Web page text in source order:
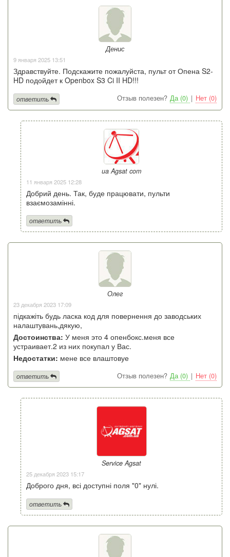
Денис
9 января 2025 13:51
Здравствуйте. Подскажите пожалуйста, пульт от Опена S2-
HD подойдет к Openbox S3 Ci II HD!!!
Отзыв полезен? Да (0) | Нет (0)
ответить
ua Agsat com
11 января 2025 12:28
Добрий день. Так, буде працювати, пульти
взаємозамінні.
ответить
Олег
23 декабря 2023 17:09
підкажіть будь ласка код для повернення до заводських
налаштувань,дякую,
Достоинства: У меня это 4 опенбокс.меня все
устраивает.2 из них покупал у Вас.
Недостатки: мене все влаштовуе
Отзыв полезен? Да (0) | Нет (0)
ответить
Service Agsat
25 декабря 2023 15:17
Доброго дня, всі доступні поля "0" нулі.
ответить